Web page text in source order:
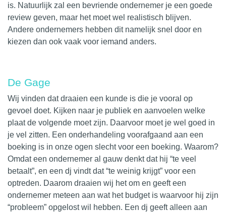
is. Natuurlijk zal een bevriende ondernemer je een goede
review geven, maar het moet wel realistisch blijven.
Andere ondernemers hebben dit namelijk snel door en
kiezen dan ook vaak voor iemand anders.
De Gage
Wij vinden dat draaien een kunde is die je vooral op
gevoel doet. Kijken naar je publiek en aanvoelen welke
plaat de volgende moet zijn. Daarvoor moet je wel goed in
je vel zitten. Een onderhandeling voorafgaand aan een
boeking is in onze ogen slecht voor een boeking. Waarom?
Omdat een ondernemer al gauw denkt dat hij “te veel
betaalt”, en een dj vindt dat “te weinig krijgt” voor een
optreden. Daarom draaien wij het om en geeft een
ondernemer meteen aan wat het budget is waarvoor hij zijn
“probleem” opgelost wil hebben. Een dj geeft alleen aan